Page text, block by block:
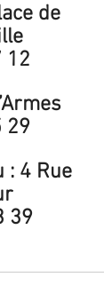
de
12
29
: 4 Rue
39